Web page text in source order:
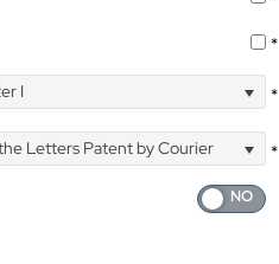
*
I *
Letters Patent by Courier
*